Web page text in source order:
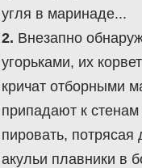
угля в маринаде...
2. Внезапно
угорьками, их
кричат отборными
припадают к
пировать,
акульи плавники в